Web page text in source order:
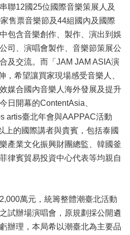
聯12國25位國際音樂策展人及
售票音樂節及44組國內及國際
包含音樂創作、製作、演出到娛
司、演唱會製作、音樂節策展公
及交流。而「JAM JAM ASIA演
，希望讓買家現場感受音樂人、
媒合國內音樂人海外發展及提升
日開幕的ContentAsia、
artis臺北年會與AAPPAC活動
上的國際講者與貴賓，包括泰國
產業文化振興財團總監、韓國釜
律賓貿易投資中心代表等均親自
萬元，統籌整體潮臺北活動
試辦場演唱會，原規劃採公開遴
辦理，本局希以潮臺北為主要品